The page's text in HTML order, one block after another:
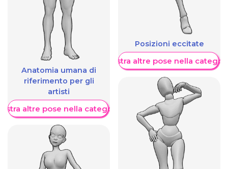
Anatomia umana di
riferimento per gli
artisti
altre pose nella categoria
Posizioni eccitate
Mostra altre pose nella